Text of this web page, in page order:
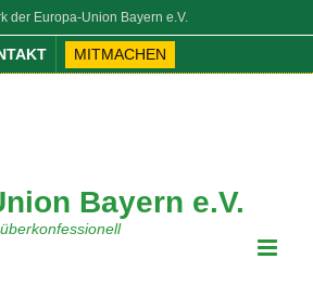
der Europa-Union Bayern e.V.
MITMACHEN
Bayern e.V.